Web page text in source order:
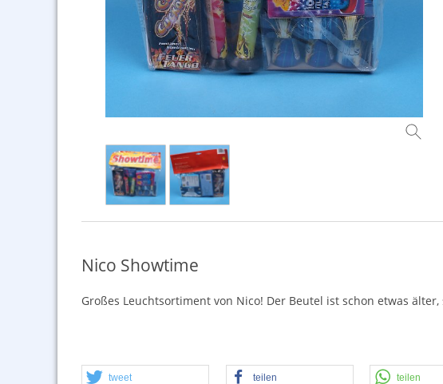
Nico Showtime
Großes Leuchtsortiment von Nico! Der Beutel ist schon etwas
tweet teilen teilen